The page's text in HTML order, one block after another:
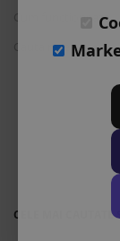
Cum functioneaza
Cauta rezervare
CELE MAI CAUTATE